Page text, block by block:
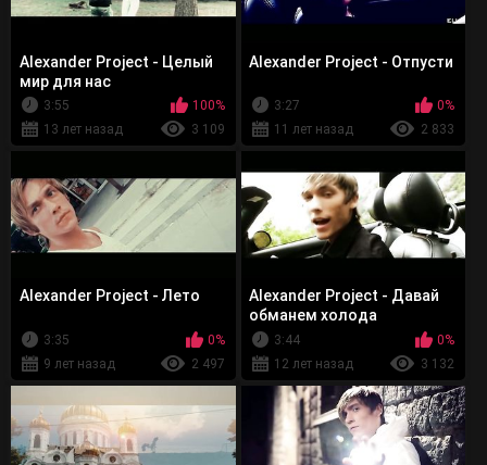
Alexander Project - Целый
мир для нас
3:55
100%
13 лет назад
3 109
Alexander Project - Отпусти
3:27
0%
11 лет назад
2 833
Alexander Project - Лето
3:35
0%
9 лет назад
2 497
Alexander Project - Давай
обманем холода
3:44
0%
12 лет назад
3 132